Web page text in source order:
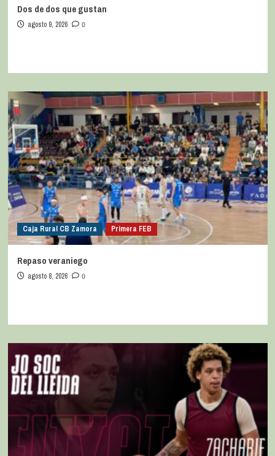
Dos de dos que gustan
agosto 9, 2026 0
Caja Rural CB Zamora Primera FEB
Repaso veraniego
agosto 8, 2026 0